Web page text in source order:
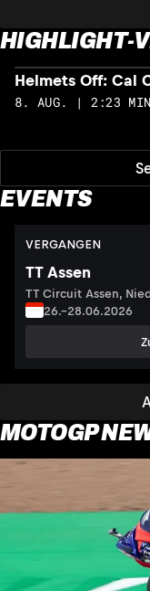
HIGHLIGHT-
Helmets Off: Cal
8. AUG. | 2:23 MIN
EVENTS
VERGANGEN
TT Assen
TT Circuit Assen,
26.–28.06.2026
MOTOGP